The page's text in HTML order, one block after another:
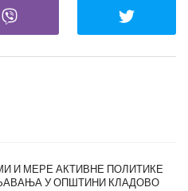
И МЕРЕ АКТИВНЕ ПОЛИТИКЕ
У ОПШТИНИ КЛАДОВО